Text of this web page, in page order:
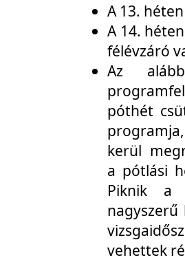
A 13.
A 14.
félévzáró
Az
póthét
kerül
a pótlási
Piknik a
vehettek